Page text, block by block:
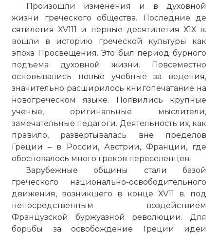
Произошли изменения и в духовной
жизни греческого общества. Последние де
сятилетия ХV111 и первые десятилетия Х1Х в.
вошли в историю греческой культуры как
эпоха Просвещения. Это был период бурного
подъема духовной жизни. Повсеместно
основывались новые учебные за ведения,
значительно расширилось книгопечатание на
новогреческом языке. Появились крупные
ученые, оригинальные мыслители,
замечательные педагоги. Деятельность их, как
правило, развертывалась вне пределов
Греции – в России, Австрии, Франции, где
обосновалось много греков переселенцев.
Зарубежные общины стали базой
греческого национально-освободительного
движения, возникшего в конце ХV11 в. под
непосредственным воздействием
Французской буржуазной революции. Для
борьбы за освобождение Греции идеи